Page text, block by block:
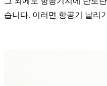
습니다. 이러면 항공기 날리